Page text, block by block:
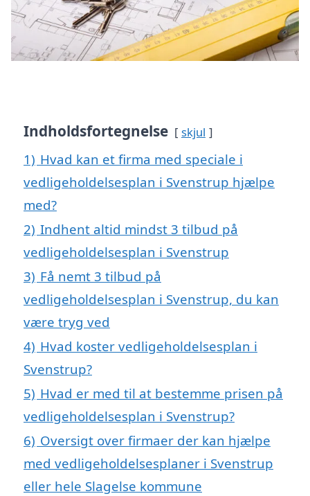
Indholdsfortegnelse skjul
1) Hvad kan et firma med speciale i
vedligeholdelsesplan i Svenstrup hjælpe
med?
2) Indhent altid mindst 3 tilbud på
vedligeholdelsesplan i Svenstrup
3) Få nemt 3 tilbud på
vedligeholdelsesplan i Svenstrup, du kan
være tryg ved
4) Hvad koster vedligeholdelsesplan i
Svenstrup?
5) Hvad er med til at bestemme prisen på
vedligeholdelsesplan i Svenstrup?
6) Oversigt over firmaer der kan hjælpe
med vedligeholdelsesplaner i Svenstrup
eller hele Slagelse kommune